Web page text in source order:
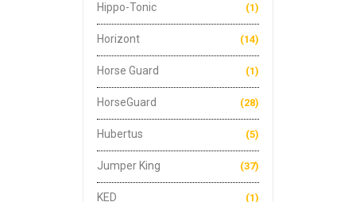
Hippo-Tonic (1)
Horizont (14)
Horse Guard (1)
HorseGuard (28)
Hubertus (5)
Jumper King (37)
KED (1)